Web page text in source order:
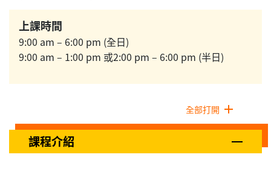
上課時間
9:00 am – 6:00 pm (全日)
9:00 am – 1:00 pm 或2:00 pm – 6:00 pm (半日)
全部打開
課程介紹